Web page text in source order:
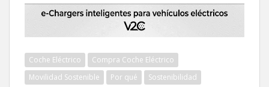
Coche Eléctrico
Compra Coche Eléctrico
Movilidad Sostenible
Por qué Sostenibilidad